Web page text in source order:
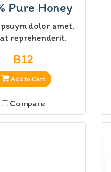
Pure Honey
dolor amet,
reprehenderit.
฿12
Add to Cart
Compare